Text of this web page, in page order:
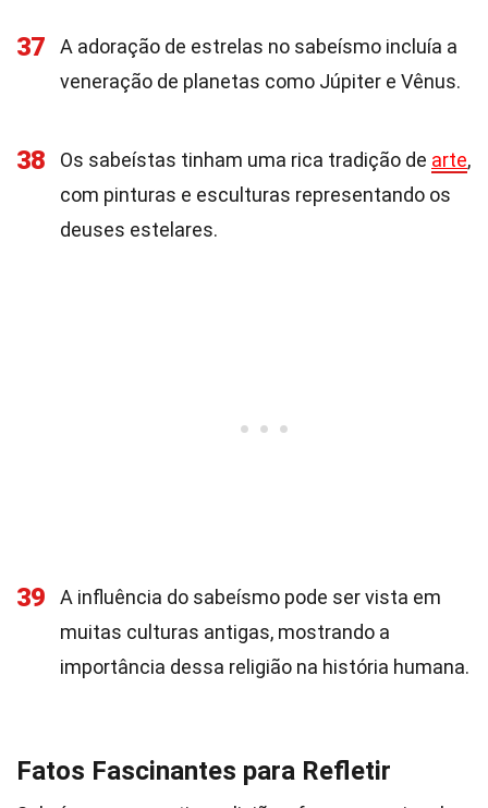
37
A adoração de estrelas no sabeísmo incluía a
veneração de planetas como Júpiter e Vênus.
38 Os sabeístas tinham uma rica tradição de arte,
com pinturas e esculturas representando os
deuses estelares.
39
A influência do sabeísmo pode ser vista em
muitas culturas antigas, mostrando a
importância dessa religião na história humana.
Fatos Fascinantes para Refletir